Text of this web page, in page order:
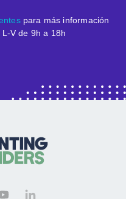
para más información
V de 9h a 18h